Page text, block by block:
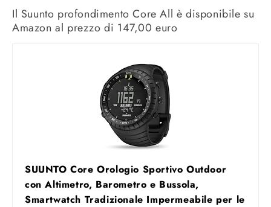
Il Suunto profondimento Core All è disponibile su
Amazon al prezzo di 147,00 euro
SUUNTO Core Orologio Sportivo Outdoor
con Altimetro, Barometro e Bussola,
Smartwatch Tradizionale Impermeabile per le